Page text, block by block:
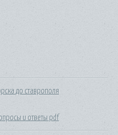
до ставрополя
и ответы pdf